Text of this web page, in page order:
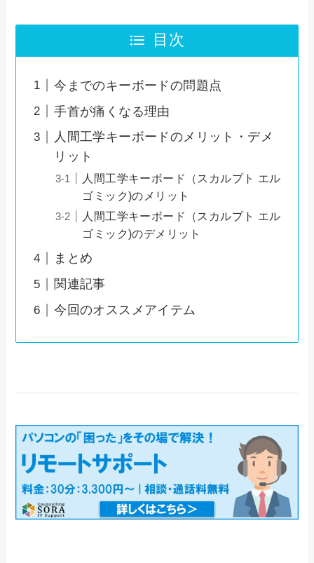
目次
今までのキーボードの問題点
手首が痛くなる理由
人間工学キーボードのメリット・デメ
リット
人間工学キーボード（スカルプト エル
ゴミック)のメリット
人間工学キーボード（スカルプト エル
ゴミック)のデメリット
まとめ
関連記事
今回のオススメアイテム